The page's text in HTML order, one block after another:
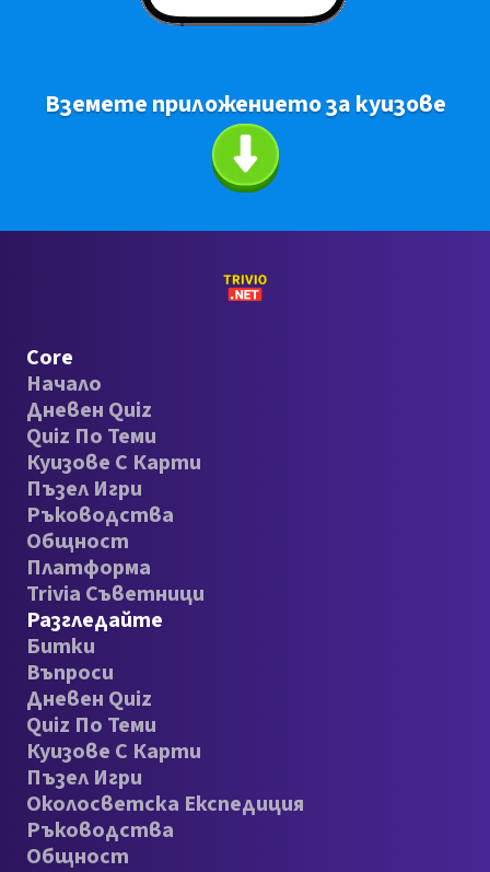
Вземете приложението за куизове
Core
Начало
Дневен Quiz
Quiz По Теми
Куизове С Карти
Пъзел Игри
Ръководства
Общност
Платформа
Trivia Съветници
Разгледайте
Битки
Въпроси
Дневен Quiz
Quiz По Теми
Куизове С Карти
Пъзел Игри
Околосветска Експедиция
Ръководства
Общност